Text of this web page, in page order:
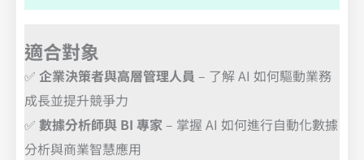
適合對象
✅ 企業決策者與高層管理人員 – 了解 AI 如何驅動業務
成長並提升競爭力
✅ 數據分析師與 BI 專家– 掌握 AI 如何進行自動化數據
分析與商業智慧應用